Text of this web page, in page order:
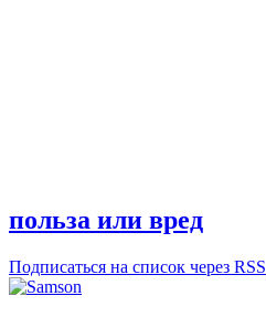
польза или вред
Подписаться на список через RSS